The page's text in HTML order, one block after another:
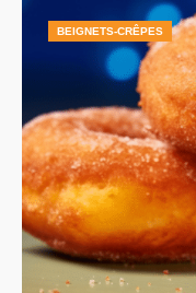
BEIGNETS-CRÊPES